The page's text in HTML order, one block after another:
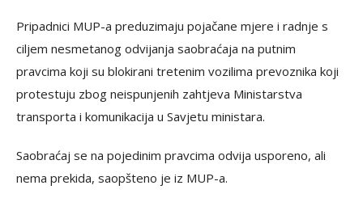
Pripadnici MUP-a preduzimaju pojačane mjere i radnje s
ciljem nesmetanog odvijanja saobraćaja na putnim
pravcima koji su blokirani tretenim vozilima prevoznika koji
protestuju zbog neispunjenih zahtjeva Ministarstva
transporta i komunikacija u Savjetu ministara.
Saobraćaj se na pojedinim pravcima odvija usporeno, ali
nema prekida, saopšteno je iz MUP-a.